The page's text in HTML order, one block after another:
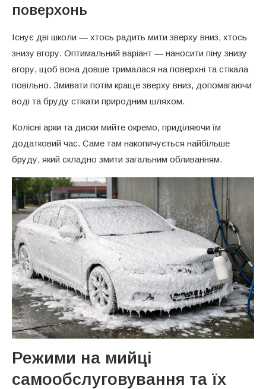
поверхонь
Існує дві школи — хтось радить мити зверху вниз, хтось
знизу вгору. Оптимальний варіант — наносити піну знизу
вгору, щоб вона довше трималася на поверхні та стікала
повільно. Змивати потім краще зверху вниз, допомагаючи
воді та бруду стікати природним шляхом.
Колісні арки та диски мийте окремо, приділяючи їм
додатковий час. Саме там накопичується найбільше
бруду, який складно змити загальним обливанням.
Режими на мийці
самообслуговування та їх